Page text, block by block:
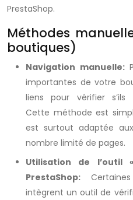
PrestaShop.
Méthodes
boutiques)
Navigation manuelle:
importantes de votre
liens pour vérifier s’ils
Cette méthode est
est surtout adaptée
nombre limité de pages.
Utilisation de
PrestaShop:
intègrent un outil de